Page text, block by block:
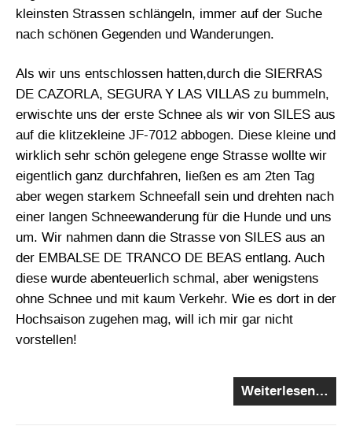
kleinsten Strassen schlängeln, immer auf der Suche
nach schönen Gegenden und Wanderungen.
Als wir uns entschlossen hatten,durch die SIERRAS
DE CAZORLA, SEGURA Y LAS VILLAS zu bummeln,
erwischte uns der erste Schnee als wir von SILES aus
auf die klitzekleine JF-7012 abbogen. Diese kleine und
wirklich sehr schön gelegene enge Strasse wollte wir
eigentlich ganz durchfahren, ließen es am 2ten Tag
aber wegen starkem Schneefall sein und drehten nach
einer langen Schneewanderung für die Hunde und uns
um. Wir nahmen dann die Strasse von SILES aus an
der EMBALSE DE TRANCO DE BEAS entlang. Auch
diese wurde abenteuerlich schmal, aber wenigstens
ohne Schnee und mit kaum Verkehr. Wie es dort in der
Hochsaison zugehen mag, will ich mir gar nicht
vorstellen!
Weiterlesen…